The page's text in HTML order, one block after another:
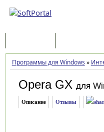
Программы для Windows »
Opera GX для
Описание Отзывы